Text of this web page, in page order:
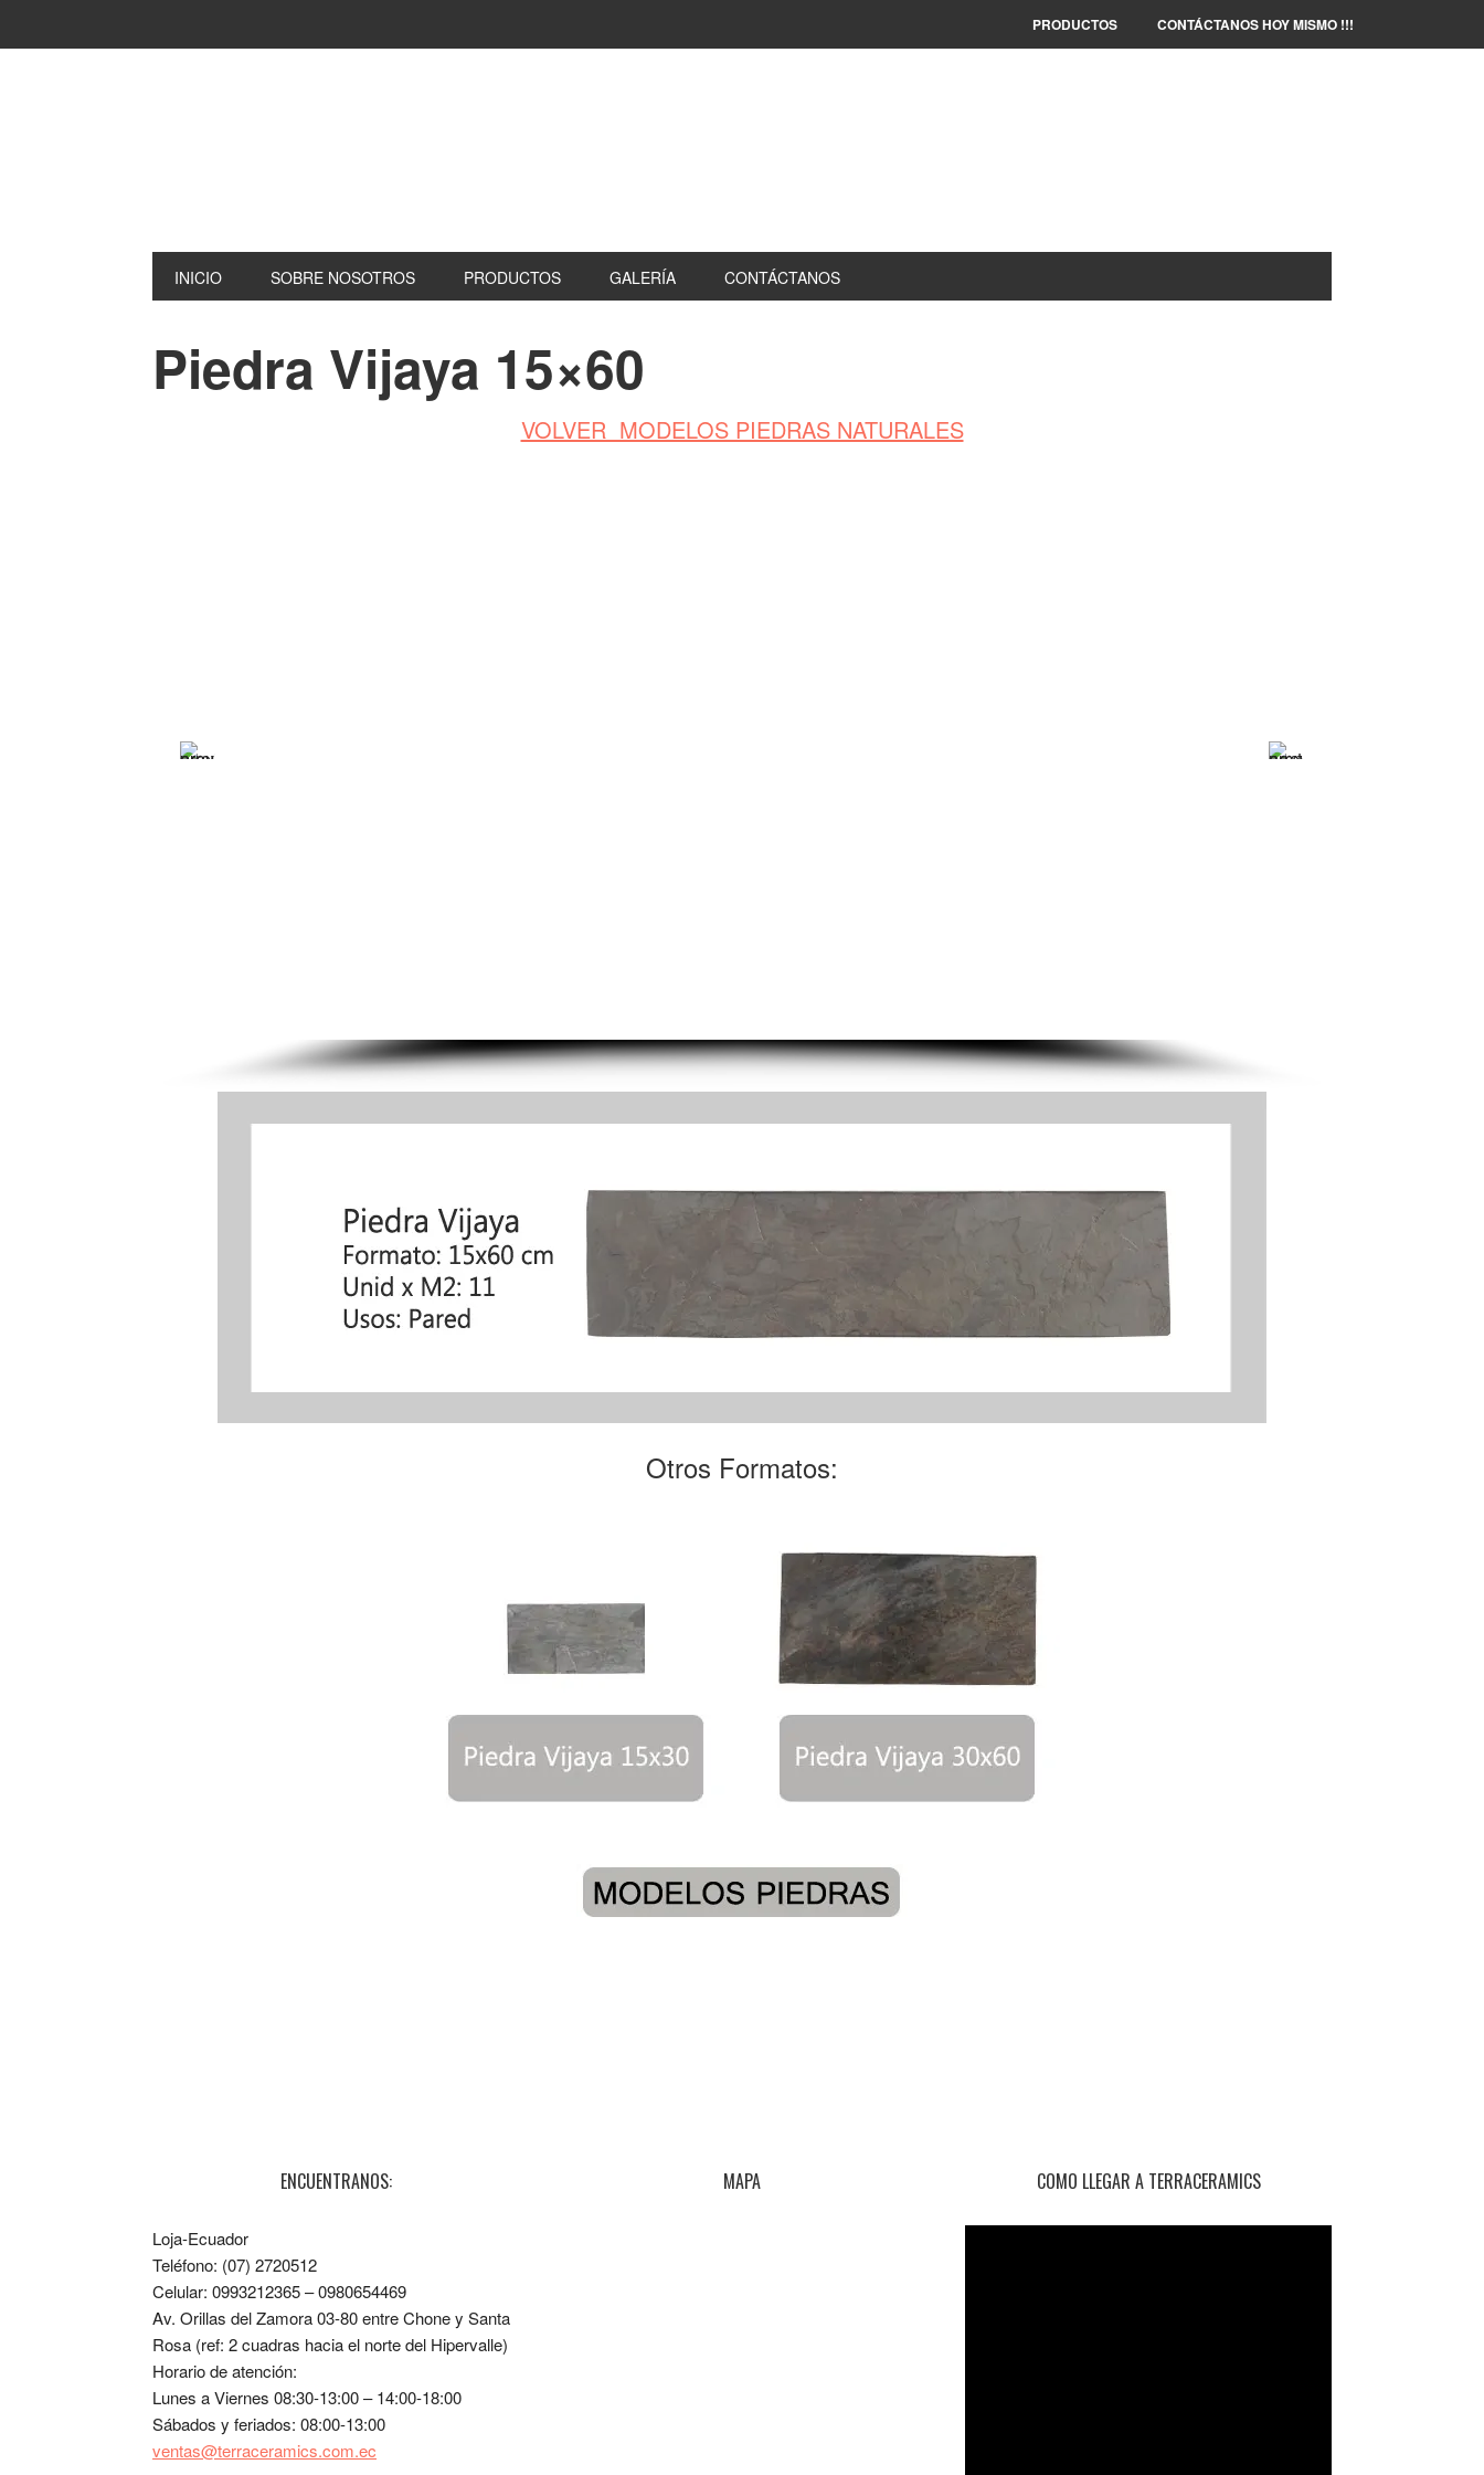
PRODUCTOS CONTÁCTANOS HOY MISMO !!!
INICIO SOBRE NOSOTROS PRODUCTOS GALERÍA CONTÁCTANOS
Piedra Vijaya 15×60
VOLVER MODELOS PIEDRAS NATURALES
Otros Formatos:
ENCUENTRANOS:
Loja-Ecuador
Teléfono: (07) 2720512
Celular: 0993212365 – 0980654469
Av. Orillas del Zamora 03-80 entre Chone y Santa
Rosa (ref: 2 cuadras hacia el norte del Hipervalle)
Horario de atención:
Lunes a Viernes 08:30-13:00 – 14:00-18:00
Sábados y feriados: 08:00-13:00
ventas@terraceramics.com.ec
MAPA COMO LLEGAR A TERRACERAMICS